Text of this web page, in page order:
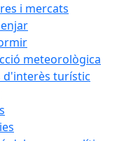
i mercats
meteorològica
d'interès turístic